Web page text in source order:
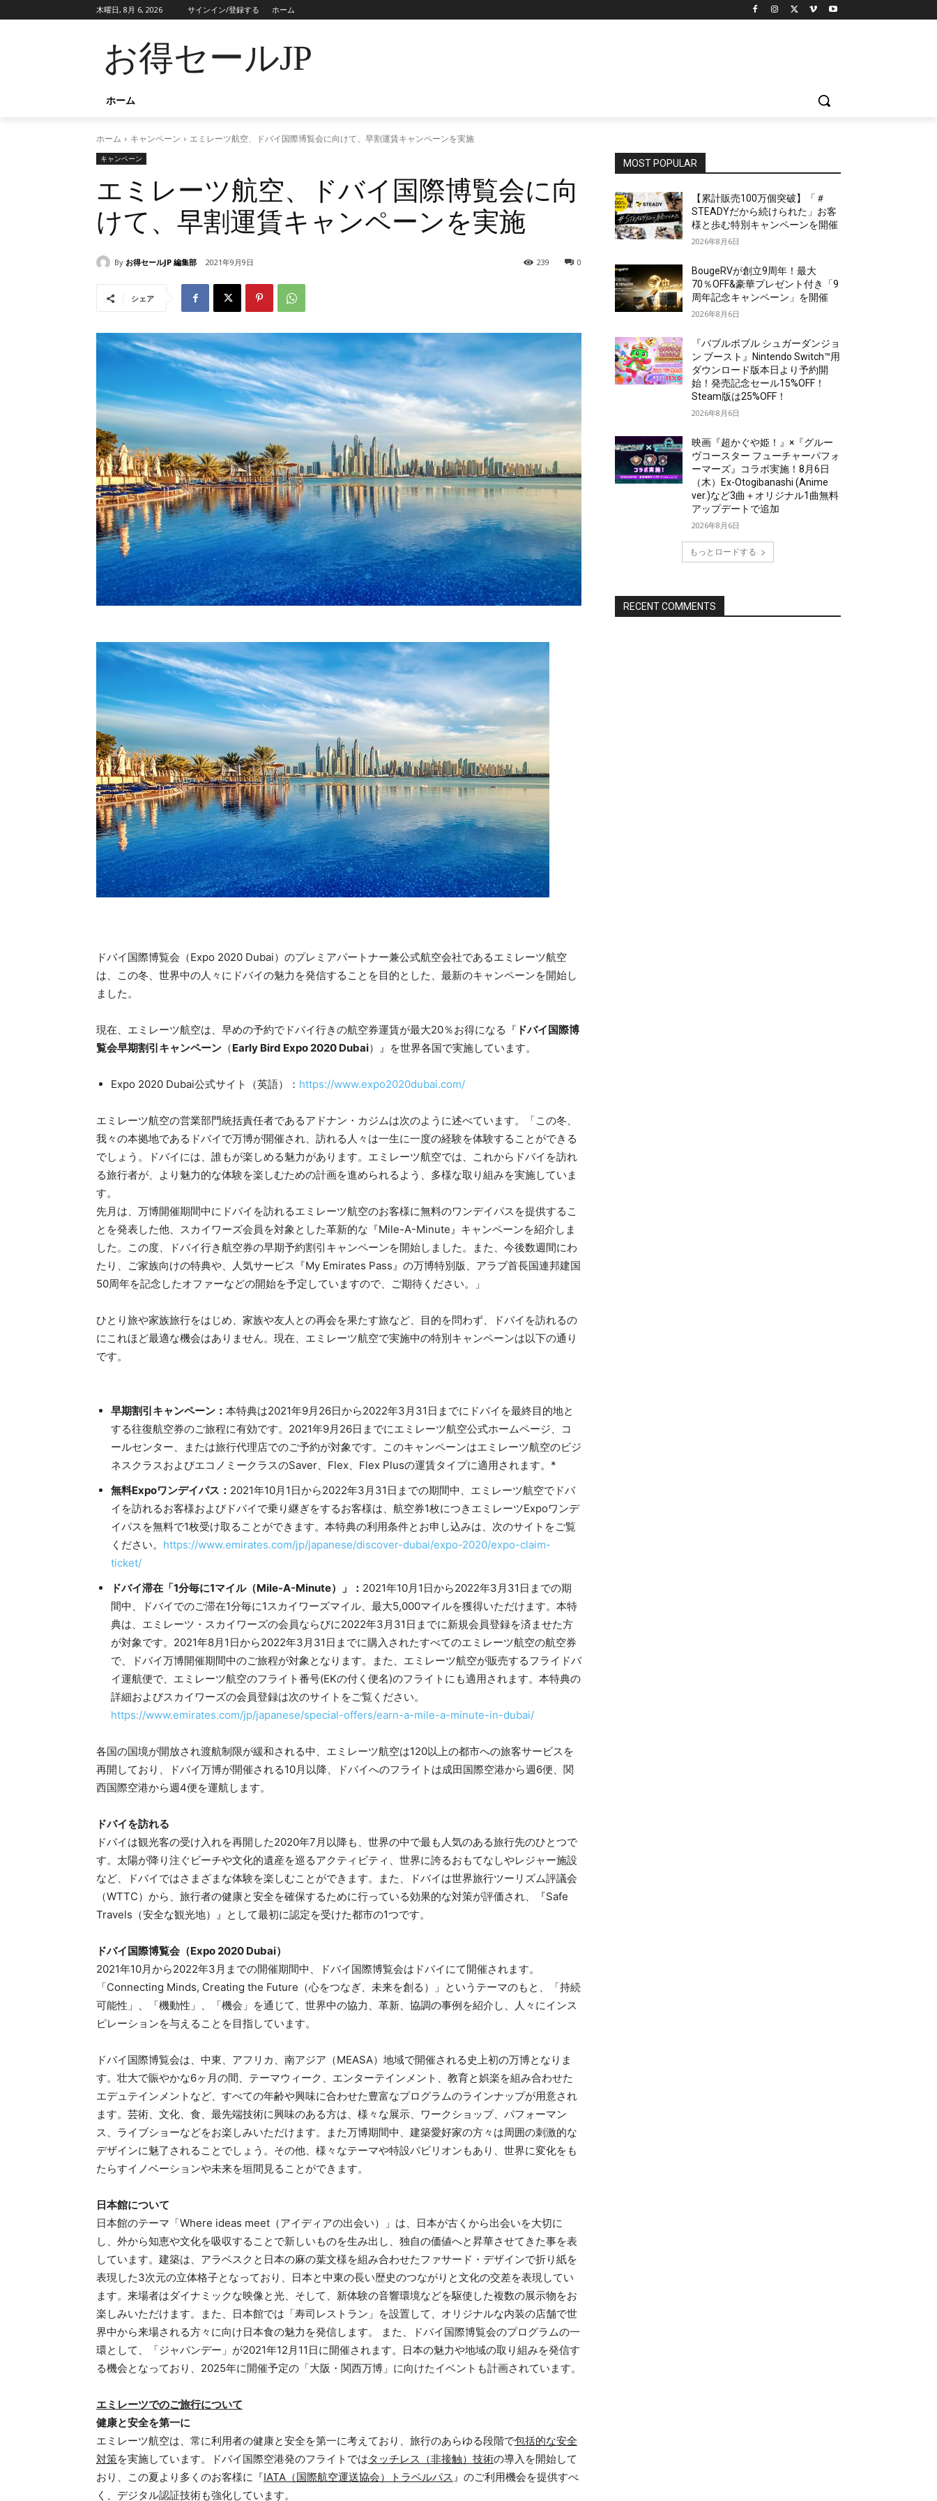
木曜日, 8月 6, 2026 サインイン/登録する ホーム
お得セールJP
ホーム
ホーム キャンペーン エミレーツ航空、ドバイ国際博覧会に向けて、早割運賃キャンペーンを実施
キャンペーン
エミレーツ航空、ドバイ国際博覧会に向
けて、早割運賃キャンペーンを実施
By お得セールJP 編集部 2021年9月9日 0
239
シェア
ドバイ国際博覧会（Expo 2020 Dubai）のプレミアパートナー兼公式航空会社であるエミレーツ航空
は、この冬、世界中の人々にドバイの魅力を発信することを目的とした、最新のキャンペーンを開始し
ました。
現在、エミレーツ航空は、早めの予約でドバイ行きの航空券運賃が最大20％お得になる『 ドバイ国際博
覧会早期割引キャンペーン （Early Bird Expo 2020 Dubai）』を世界各国で実施しています。
Expo 2020 Dubai公式サイト（英語）： https://www.expo2020dubai.com/
エミレーツ航空の営業部門統括責任者であるアドナン・カジムは次のように述べています。「この冬、
我々の本拠地であるドバイで万博が開催され、訪れる人々は一生に一度の経験を体験することができる
でしょう。ドバイには、誰もが楽しめる魅力があります。エミレーツ航空では、これからドバイを訪れ
る旅行者が、より魅力的な体験を楽しむための計画を進められるよう、多様な取り組みを実施していま
す。
先月は、万博開催期間中にドバイを訪れるエミレーツ航空のお客様に無料のワンデイパスを提供するこ
とを発表した他、スカイワーズ会員を対象とした革新的な『Mile-A-Minute』キャンペーンを紹介しま
した。この度、ドバイ行き航空券の早期予約割引キャンペーンを開始しました。また、今後数週間にわ
たり、ご家族向けの特典や、人気サービス『My Emirates Pass』の万博特別版、アラブ首長国連邦建国
50周年を記念したオファーなどの開始を予定していますので、ご期待ください。」
ひとり旅や家族旅行をはじめ、家族や友人との再会を果たす旅など、目的を問わず、ドバイを訪れるの
にこれほど最適な機会はありません。現在、エミレーツ航空で実施中の特別キャンペーンは以下の通り
です。
早期割引キャンペーン： 本特典は2021年9月26日から2022年3月31日までにドバイを最終目的地と
する往復航空券のご旅程に有効です。2021年9月26日までにエミレーツ航空公式ホームページ、コ
ールセンター、または旅行代理店でのご予約が対象です。このキャンペーンはエミレーツ航空のビジ
ネスクラスおよびエコノミークラスのSaver、Flex、Flex Plusの運賃タイプに適用されます。*
無料Expoワンデイパス： 2021年10月1日から2022年3月31日までの期間中、エミレーツ航空でドバ
イを訪れるお客様およびドバイで乗り継ぎをするお客様は、航空券1枚につきエミレーツExpoワンデ
イパスを無料で1枚受け取ることができます。本特典の利用条件とお申し込みは、次のサイトをご覧
ください。 https://www.emirates.com/jp/japanese/discover-dubai/expo-2020/expo-claim-
ticket/
ドバイ滞在「1分毎に1マイル（Mile-A-Minute）」： 2021年10月1日から2022年3月31日までの期
間中、ドバイでのご滞在1分毎に1スカイワーズマイル、最大5,000マイルを獲得いただけます。本特
典は、エミレーツ・スカイワーズの会員ならびに2022年3月31日までに新規会員登録を済ませた方
が対象です。2021年8月1日から2022年3月31日までに購入されたすべてのエミレーツ航空の航空券
で、ドバイ万博開催期間中のご旅程が対象となります。また、エミレーツ航空が販売するフライドバ
イ運航便で、エミレーツ航空のフライト番号(EKの付く便名)のフライトにも適用されます。本特典の
詳細およびスカイワーズの会員登録は次のサイトをご覧ください。
https://www.emirates.com/jp/japanese/special-offers/earn-a-mile-a-minute-in-dubai/
各国の国境が開放され渡航制限が緩和される中、エミレーツ航空は120以上の都市への旅客サービスを
再開しており、ドバイ万博が開催される10月以降、ドバイへのフライトは成田国際空港から週6便、関
西国際空港から週4便を運航します。
ドバイを訪れる
ドバイは観光客の受け入れを再開した2020年7月以降も、世界の中で最も人気のある旅行先のひとつで
す。太陽が降り注ぐビーチや文化的遺産を巡るアクティビティ、世界に誇るおもてなしやレジャー施設
など、ドバイではさまざまな体験を楽しむことができます。また、ドバイは世界旅行ツーリズム評議会
（WTTC）から、旅行者の健康と安全を確保するために行っている効果的な対策が評価され、『Safe
Travels（安全な観光地）』として最初に認定を受けた都市の1つです。
ドバイ国際博覧会（Expo 2020 Dubai）
2021年10月から2022年3月までの開催期間中、ドバイ国際博覧会はドバイにて開催されます。
「Connecting Minds, Creating the Future（心をつなぎ、未来を創る）」というテーマのもと、「持続
可能性」、「機動性」、「機会」を通じて、世界中の協力、革新、協調の事例を紹介し、人々にインス
ピレーションを与えることを目指しています。
ドバイ国際博覧会は、中東、アフリカ、南アジア（MEASA）地域で開催される史上初の万博となりま
す。壮大で賑やかな6ヶ月の間、テーマウィーク、エンターテインメント、教育と娯楽を組み合わせた
エデュテインメントなど、すべての年齢や興味に合わせた豊富なプログラムのラインナップが用意され
ます。芸術、文化、食、最先端技術に興味のある方は、様々な展示、ワークショップ、パフォーマン
ス、ライブショーなどをお楽しみいただけます。また万博期間中、建築愛好家の方々は周囲の刺激的な
デザインに魅了されることでしょう。その他、様々なテーマや特設パビリオンもあり、世界に変化をも
たらすイノベーションや未来を垣間見ることができます。
日本館について
日本館のテーマ「Where ideas meet（アイディアの出会い）」は、日本が古くから出会いを大切に
し、外から知恵や文化を吸収することで新しいものを生み出し、独自の価値へと昇華させてきた事を表
しています。建築は、アラベスクと日本の麻の葉文様を組み合わせたファサード・デザインで折り紙を
表現した3次元の立体格子となっており、日本と中東の長い歴史のつながりと文化の交差を表現してい
ます。来場者はダイナミックな映像と光、そして、新体験の音響環境などを駆使した複数の展示物をお
楽しみいただけます。また、日本館では「寿司レストラン」を設置して、オリジナルな内装の店舗で世
界中から来場される方々に向け日本食の魅力を発信します。 また、ドバイ国際博覧会のプログラムの一
環として、「ジャパンデー」が2021年12月11日に開催されます。日本の魅力や地域の取り組みを発信す
る機会となっており、2025年に開催予定の「大阪・関西万博」に向けたイベントも計画されています。
エミレーツでのご旅行について
健康と安全を第一に
エミレーツ航空は、常に利用者の健康と安全を第一に考えており、旅行のあらゆる段階で包括的な安全
対策を実施しています。ドバイ国際空港発のフライトではタッチレス（非接触）技術の導入を開始して
おり、この夏より多くのお客様に『IATA（国際航空運送協会）トラベルパス 』のご利用機会を提供すべ
く、デジタル認証技術も強化しています。
MOST POPULAR
【累計販売100万個突破】「＃
STEADYだから続けられた」お客
様と歩む特別キャンペーンを開催
2026年8月6日
BougeRVが創立9周年！最大
70％OFF&豪華プレゼント付き「9
周年記念キャンペーン」を開催
2026年8月6日
『バブルボブル シュガーダンジョ
ン ブースト』Nintendo Switch™用
ダウンロード版本日より予約開
始！発売記念セール15%OFF！
Steam版は25%OFF！
2026年8月6日
映画『超かぐや姫！』×『グルー
ヴコースター フューチャーパフォ
ーマーズ』コラボ実施！8月6日
（木）Ex-Otogibanashi (Anime
ver.)など3曲＋オリジナル1曲無料
アップデートで追加
2026年8月6日
もっとロードする
RECENT COMMENTS